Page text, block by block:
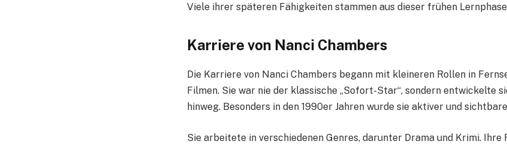
Viele ihrer späteren Fähigkeiten stammen aus dieser frühen
Karriere von Nanci Chambers
Die Karriere von Nanci Chambers begann mit kleineren Rollen in
Filmen. Sie war nie der klassische „Sofort-Star“, sondern entwickelte
hinweg. Besonders in den 1990er Jahren wurde sie aktiver und
Sie arbeitete in verschiedenen Genres, darunter Drama und Krimi. Ihre